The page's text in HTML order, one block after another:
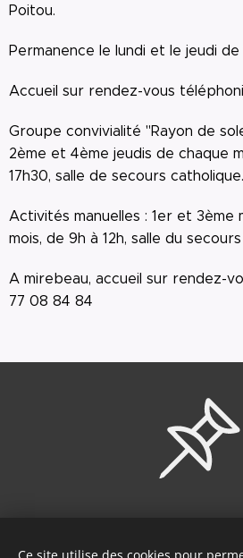
Poitou.
Permanence le lundi et le jeudi de
Accueil sur rendez-vous
Groupe convivialité "Rayon de
2ème et 4ème jeudis de chaque
17h30, salle de secours catholique.
Activités manuelles : 1er et 3ème
mois, de 9h à 12h, salle du
A mirebeau, accueil sur rendez-
77 08 84 84